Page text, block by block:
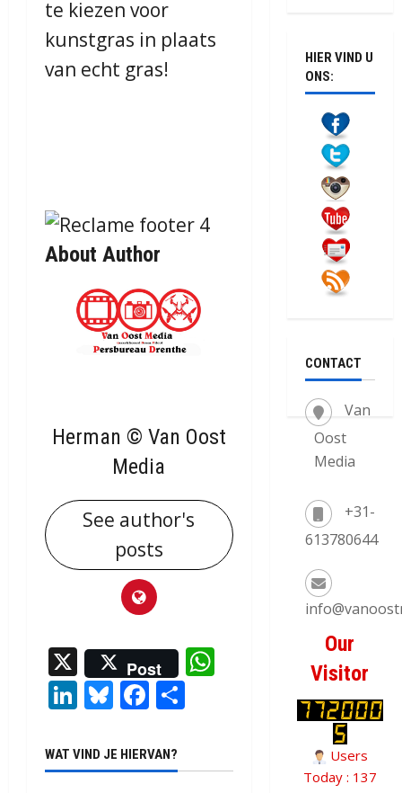
te kiezen voor
kunstgras in plaats
van echt gras!
About Author
Herman © Van Oost
Media
See author's
posts
X Post
WhatsApp
LinkedIn
Bluesky
Facebook
WAT VIND JE HIERVAN?
HIER VIND U
ONS:
CONTACT
Van
Oost
Media
+31-
613780644
Our
Visitor
Users
Today : 137